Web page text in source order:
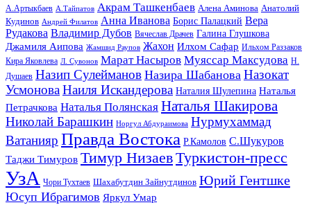
А.Артыкбаев А.Тайпатов Акрам Ташкенбаев Алена Аминова Анатолий
Кудинов Андрей Филатов Анна Иванова Борис Палацкий Вера
Рудакова Владимир Дубов Вячеслав Драчев Галина Глушкова
Джамиля Аипова Жамшид Раупов Жахон Илхом Сафар Ильхом Раззаков
Кира Яковлева Л. Сувонов Марат Насыров Муяссар Максудова Н.
Душаев Назип Сулейманов Назира Шабанова Назокат
УсмоноваНаиля Искандерова Наталия Шулепина Наталья
Петрачкова Наталья Полянская Наталья Шакирова
Николай Барашкин Норгул Абдураимова Нурмухаммад
Ватанияр Правда Востока Р.Камолов С.Шукуров
Таджи Тимуров Тимур НизаевТуркистон-пресс
УзА Чори Тухтаев Шахабутдин Зайнутдинов Юрий Гентшке
Юсуп Ибрагимов Яркул Умар